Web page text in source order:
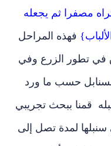
ثم يجعله
فهذه المراحل
الزرع وفي
حسب ما ورد
ببحث تجريبي
لمدة تصل إلى